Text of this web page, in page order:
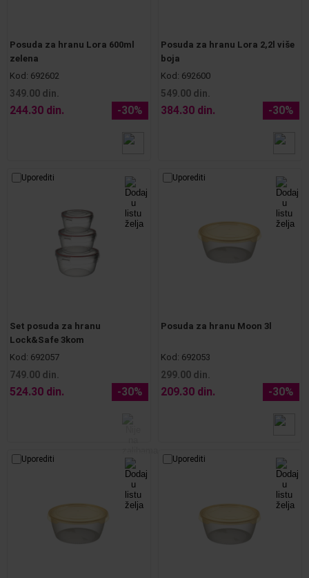
Posuda za hranu Lora 600ml
zelena
Kod: 692602
349.00 din.
244.30 din. -30%
Posuda za hranu Lora 2,2l više
boja
Kod: 692600
549.00 din.
384.30 din. -30%
Uporediti
Set posuda za hranu
Lock&Safe 3kom
Kod: 692057
749.00 din.
524.30 din. -30%
Uporediti
Posuda za hranu Moon 3l
Kod: 692053
299.00 din.
209.30 din. -30%
Uporediti Uporediti